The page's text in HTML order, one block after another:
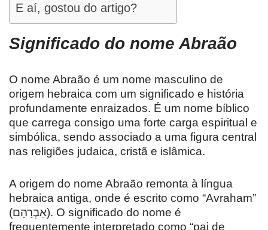
E aí, gostou do artigo?
Significado do nome Abraão
O nome Abraão é um nome masculino de
origem hebraica com um significado e história
profundamente enraizados. É um nome bíblico
que carrega consigo uma forte carga espiritual e
simbólica, sendo associado a uma figura central
nas religiões judaica, cristã e islâmica.
A origem do nome Abraão remonta à língua
hebraica antiga, onde é escrito como “Avraham”
(אַבְרָהָם). O significado do nome é
frequentemente interpretado como “pai de